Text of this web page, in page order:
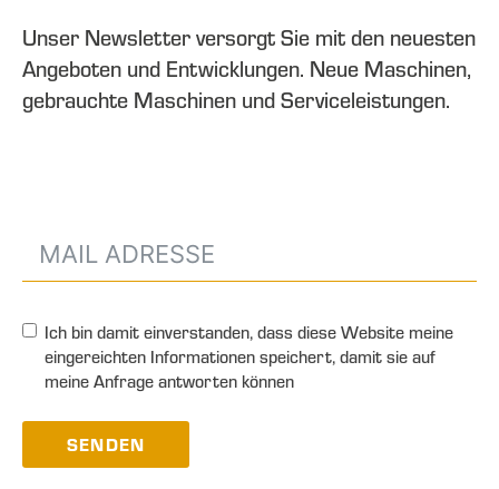
Unser Newsletter versorgt Sie mit den neuesten
Angeboten und Entwicklungen. Neue Maschinen,
gebrauchte Maschinen und Serviceleistungen.
Ich bin damit einverstanden, dass diese Website meine
eingereichten Informationen speichert, damit sie auf
meine Anfrage antworten können
SENDEN